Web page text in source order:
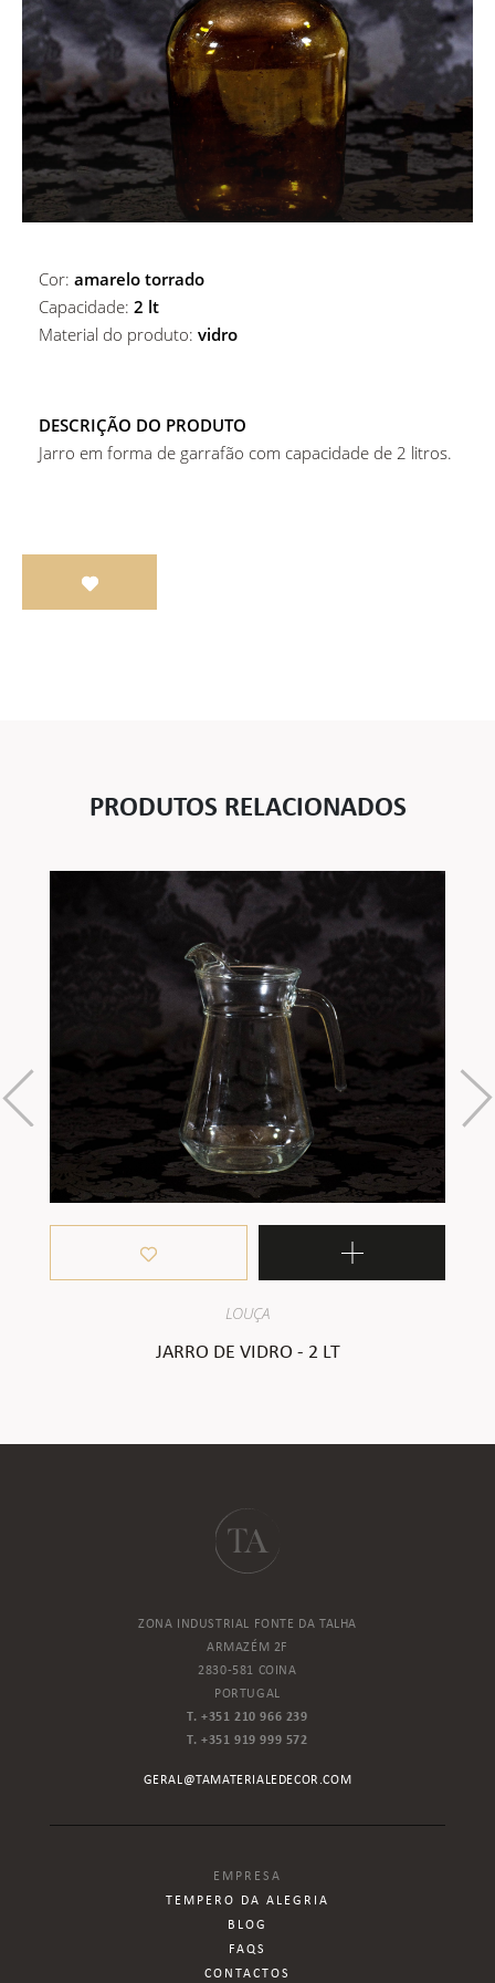
ALUGUER DE ACESSÓRIOS DE BAR
ALUGUER DE MARCADORES DE PRATO
ALUGUER DE CESTOS E BASES
MARCADORES DE PRATO
COPOS
COPOS
Copos De Água
MESAS
Cor: amarelo torrado
Capacidade: 2 lt
Material do produto: vidro
DESCRIÇÃO DO PRODUTO
Jarro em forma de garrafão com capacidade de 2 litros.
PRODUTOS RELACIONADOS
LOUÇA
JARRO DE VIDRO - 2 LT
ZONA INDUSTRIAL FONTE DA TALHA
ARMAZÉM 2F
2830-581 COINA
PORTUGAL
T. +351 210 966 239
T. +351 919 999 572
GERAL@TAMATERIALEDECOR.COM
EMPRESA
TEMPERO DA ALEGRIA
BLOG
FAQS
CONTACTOS